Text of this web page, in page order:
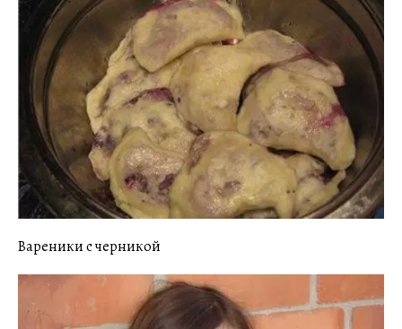
Вареники с черникой